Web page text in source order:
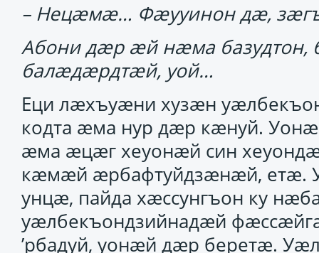
– Нецӕмӕ… Фӕууинон дӕ,
Абони дӕр ӕй нӕма
балӕдӕрдтӕй, уой…
Еци лӕхъуӕни хузӕн
кодта ӕма нур дӕр кӕнуй.
ӕма ӕцӕг хеуонӕй син
кӕмӕй ӕрбафтуйдзӕнӕй, етӕ.
унцӕ, пайда хӕссунгъон ку
уӕлбекъондзийнадӕй
’рбадуй, уонӕй дӕр беретӕ.